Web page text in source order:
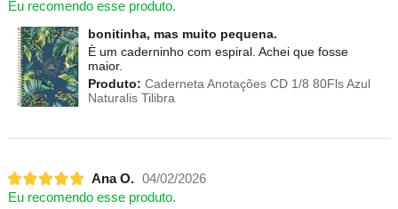
Eu recomendo esse produto.
bonitinha, mas muito pequena.
È um caderninho com espiral. Achei que fosse
maior.
Produto: Caderneta Anotações CD 1/8 80Fls Azul
Naturalis Tilibra
Ana O. 04/02/2026
Eu recomendo esse produto.